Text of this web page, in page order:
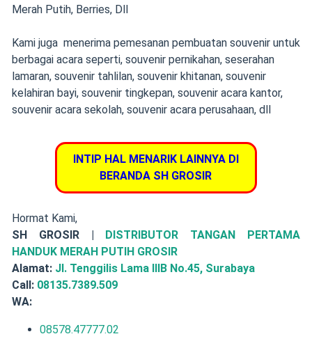
Merah Putih, Berries, Dll
Kami juga menerima pemesanan pembuatan souvenir untuk
berbagai acara seperti, souvenir pernikahan, seserahan
lamaran, souvenir tahlilan, souvenir khitanan, souvenir
kelahiran bayi, souvenir tingkepan, souvenir acara kantor,
souvenir acara sekolah, souvenir acara perusahaan, dll
INTIP HAL MENARIK LAINNYA DI
BERANDA SH GROSIR
Hormat Kami,
SH GROSIR | DISTRIBUTOR TANGAN PERTAMA
HANDUK MERAH PUTIH GROSIR
Alamat: Jl. Tenggilis Lama IIIB No.45, Surabaya
Call: 08135.7389.509
WA:
08578.47777.02